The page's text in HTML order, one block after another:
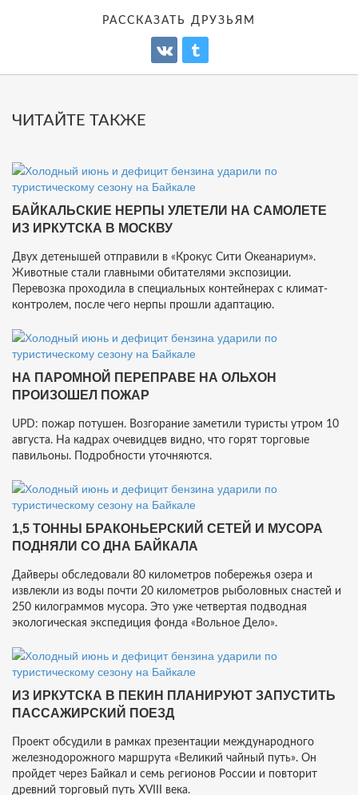
РАССКАЗАТЬ ДРУЗЬЯМ
ЧИТАЙТЕ ТАКЖЕ
БАЙКАЛЬСКИЕ НЕРПЫ УЛЕТЕЛИ НА САМОЛЕТЕ
ИЗ ИРКУТСКА В МОСКВУ
Двух детенышей отправили в «Крокус Сити Океанариум».
Животные стали главными обитателями экспозиции.
Перевозка проходила в специальных контейнерах с климат-
контролем, после чего нерпы прошли адаптацию.
НА ПАРОМНОЙ ПЕРЕПРАВЕ НА ОЛЬХОН
ПРОИЗОШЕЛ ПОЖАР
UPD: пожар потушен. Возгорание заметили туристы утром 10
августа. На кадрах очевидцев видно, что горят торговые
павильоны. Подробности уточняются.
1,5 ТОННЫ БРАКОНЬЕРСКИЙ СЕТЕЙ И МУСОРА
ПОДНЯЛИ СО ДНА БАЙКАЛА
Дайверы обследовали 80 километров побережья озера и
извлекли из воды почти 20 километров рыболовных снастей и
250 килограммов мусора. Это уже четвертая подводная
экологическая экспедиция фонда «Вольное Дело».
ИЗ ИРКУТСКА В ПЕКИН ПЛАНИРУЮТ ЗАПУСТИТЬ
ПАССАЖИРСКИЙ ПОЕЗД
Проект обсудили в рамках презентации международного
железнодорожного маршрута «Великий чайный путь». Он
пройдет через Байкал и семь регионов России и повторит
древний торговый путь XVIII века.